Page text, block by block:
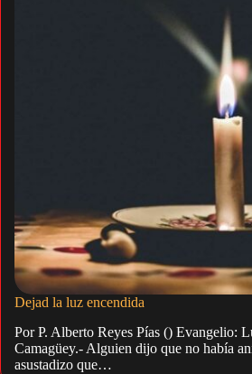
Dejad la luz encendida
Por P. Alberto Reyes Pías () Evangelio:
Camagüey.- Alguien dijo que no había
asustadizo que…